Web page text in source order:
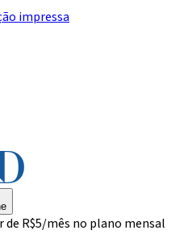
impressa
de R$5/mês no plano mensal